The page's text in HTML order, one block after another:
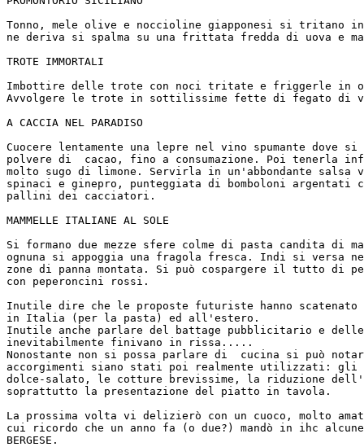
Tonno, mele olive e noccioline giapponesi si tritano
ne deriva si spalma su una frittata fredda di uova e
TROTE IMMORTALI
Imbottire delle trote con noci tritate e friggerle in
Avvolgere le trote in sottilissime fette di fegato di
A CACCIA NEL PARADISO
Cuocere lentamente una lepre nel vino spumante dove
polvere di  cacao, fino a consumazione. Poi tenerla
molto sugo di limone. Servirla in un'abbondante salsa
spinaci e ginepro, punteggiata di bomboloni argentati
pallini dei cacciatori.
MAMMELLE ITALIANE AL SOLE
Si formano due mezze sfere colme di pasta candita di
ognuna si appoggia una fragola fresca. Indi si versa
zone di panna montata. Si può cospargere il tutto di
con peperoncini rossi.
Inutile dire che le proposte futuriste hanno scatenato
in Italia (per la pasta) ed all'estero.
Inutile anche parlare del battage pubblicitario e delle
inevitabilmente finivano in rissa.....
Nonostante non si possa parlare di  cucina si può
accorgimenti siano stati poi realmente utilizzati: gli
dolce-salato, le cotture brevissime, la riduzione
soprattutto la presentazione del piatto in tavola.
La prossima volta vi delizierò con un cuoco, molto
cui ricordo che un anno fa (o due?) mandò in ihc
BERGESE.